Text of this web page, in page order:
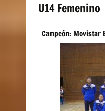
U14 Femenino
Campeón: Movistar